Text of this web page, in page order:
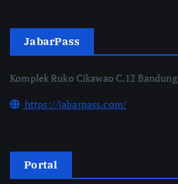
JabarPass
Komplek Ruko Cikawao C.12 Bandung
https://jabarpass.com/
Portal